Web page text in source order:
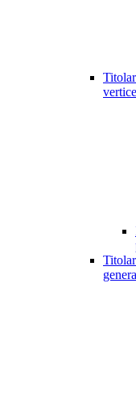
vertice